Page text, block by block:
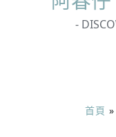
-
首頁 »